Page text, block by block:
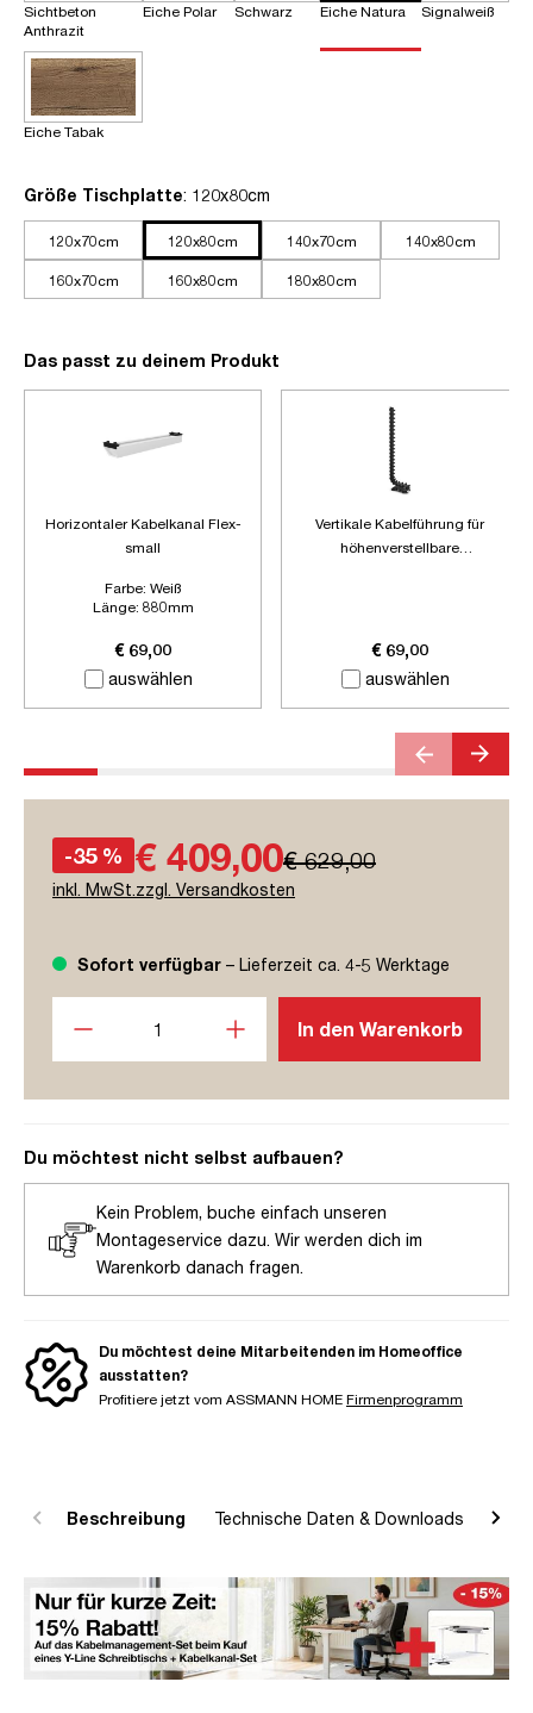
Sichtbeton
Anthrazit
Eiche Polar Schwarz Eiche Natura Signalweiß
Eiche Tabak
Größe Tischplatteauswählen
: 120x80cm
120x70cm 120x80cm 140x70cm 140x80cm
160x70cm 160x80cm 180x80cm
Das passt zu deinem Produkt
auswählen
Horizontaler Kabelkanal Flex-
small
Farbe: Weiß
Länge: 880mm
€ 69,00
auswählen
Vertikale Kabelführung für
höhenverstellbare
€ 69,00
-35 % € 409,00€ 629,00
inkl. MwSt.zzgl. Versandkosten
Sofort verfügbar – Lieferzeit ca. 4-5 Werktage
In den Warenkorb
Du möchtest nicht selbst aufbauen?
Kein Problem, buche einfach unseren
Montageservice dazu. Wir werden dich im
Warenkorb danach fragen.
Du möchtest deine Mitarbeitenden im Homeoffice
ausstatten?
Profitiere jetzt vom ASSMANN HOME Firmenprogramm
Beschreibung Technische Daten & Downloads